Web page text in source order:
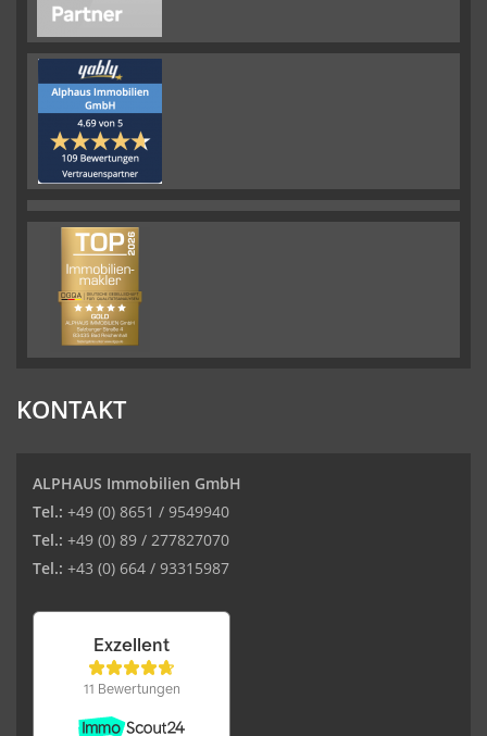
KONTAKT
ALPHAUS Immobilien GmbH
Tel.: +49 (0) 8651 / 9549940
Tel.: +49 (0) 89 / 277827070
Tel.: +43 (0) 664 / 93315987